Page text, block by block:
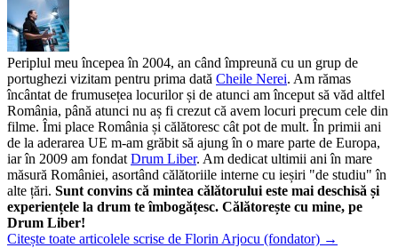
Periplul meu începea în 2004, an când împreună cu un grup de
portughezi vizitam pentru prima dată Cheile Nerei. Am rămas
încântat de frumusețea locurilor și de atunci am început să văd altfel
România, până atunci nu aș fi crezut că avem locuri precum cele din
filme. Îmi place România și călătoresc cât pot de mult. În primii ani
de la aderarea UE m-am grăbit să ajung în o mare parte de Europa,
iar în 2009 am fondatDrum Liber. Am dedicat ultimii ani în mare
măsură României, asortând călătoriile interne cu ieșiri "de studiu" în
alte țări. Sunt convins că mintea călătorului este mai deschisă și
experiențele la drum te îmbogățesc. Călătorește cu mine, pe
Drum Liber!
Citește toate articolele scrise de Florin Arjocu (fondator) →